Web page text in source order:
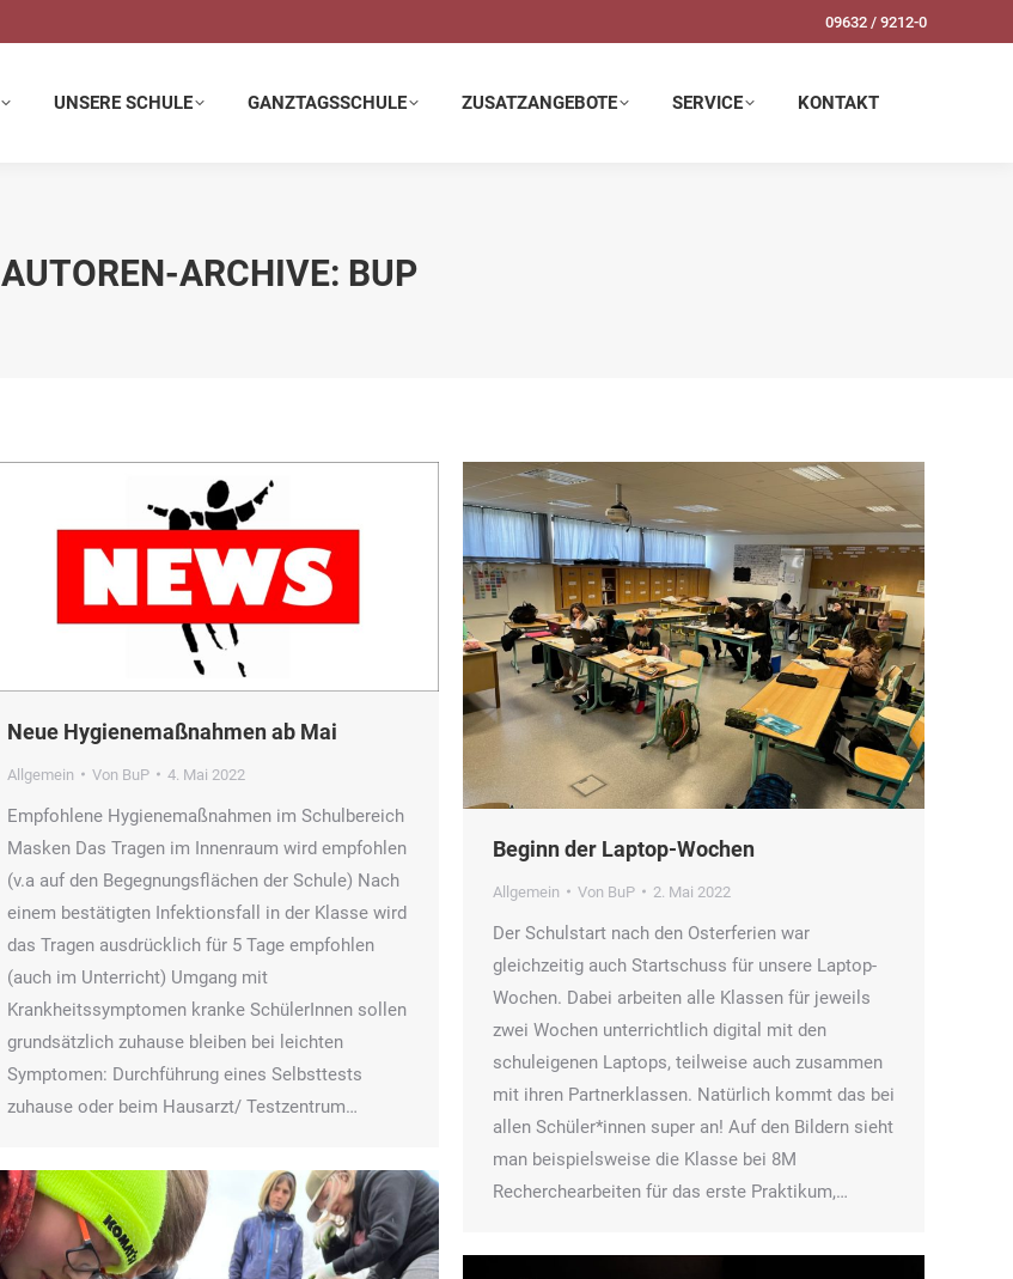
09632 / 9212-0
UNSERE SCHULE GANZTAGSSCHULE ZUSATZANGEBOTE SERVICE KONTAKT
AUTOREN-ARCHIVE: BUP
Neue Hygienemaßnahmen ab Mai
Allgemein Von BuP 4. Mai 2022
Empfohlene Hygienemaßnahmen im Schulbereich
Masken Das Tragen im Innenraum wird empfohlen
(v.a auf den Begegnungsflächen der Schule) Nach
einem bestätigten Infektionsfall in der Klasse wird
das Tragen ausdrücklich für 5 Tage empfohlen
(auch im Unterricht) Umgang mit
Krankheitssymptomen kranke SchülerInnen sollen
grundsätzlich zuhause bleiben bei leichten
Symptomen: Durchführung eines Selbsttests
zuhause oder beim Hausarzt/ Testzentrum…
Beginn der Laptop-Wochen
Allgemein Von BuP 2. Mai 2022
Der Schulstart nach den Osterferien war
gleichzeitig auch Startschuss für unsere Laptop-
Wochen. Dabei arbeiten alle Klassen für jeweils
zwei Wochen unterrichtlich digital mit den
schuleigenen Laptops, teilweise auch zusammen
mit ihren Partnerklassen. Natürlich kommt das bei
allen Schüler*innen super an! Auf den Bildern sieht
man beispielsweise die Klasse bei 8M
Recherchearbeiten für das erste Praktikum,…